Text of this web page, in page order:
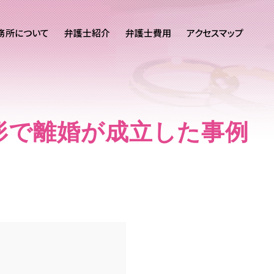
所について 弁護士紹介 弁護士費用 アクセスマップ
離婚が成立した事例